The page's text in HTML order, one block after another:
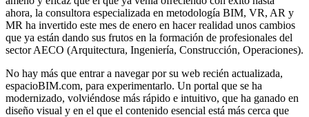
ahora, la consultora especializada en metodología BIM, VR, AR y
MR ha invertido este mes de enero en hacer realidad unos cambios
que ya están dando sus frutos en la formación de profesionales del
sector AECO (Arquitectura, Ingeniería, Construcción, Operaciones).
No hay más que entrar a navegar por su web recién actualizada,
espacioBIM.com, para experimentarlo. Un portal que se ha
modernizado, volviéndose más rápido e intuitivo, que ha ganado en
diseño visual y en el que el contenido esencial está más cerca que